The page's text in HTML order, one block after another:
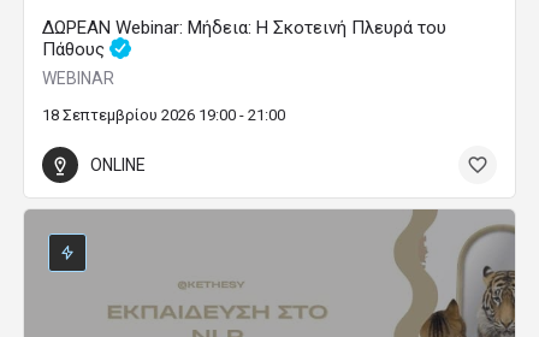
ΔΩΡΕΑΝ Webinar: Μήδεια: Η Σκοτεινή Πλευρά του
Πάθους
WEBINAR
18 Σεπτεμβρίου 2026 19:00 - 21:00
ONLINE